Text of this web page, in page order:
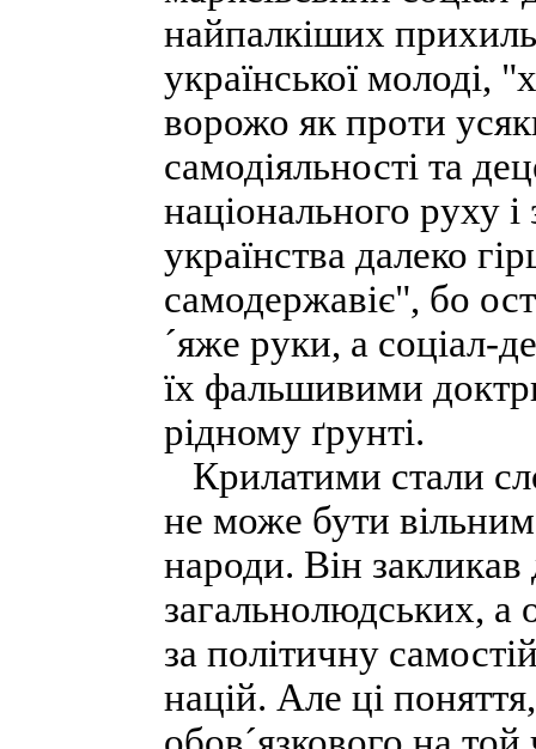
найпалкіших
української молоді,
ворожо як проти
самодіяльності та
національного руху і
українства далеко
самодержавіє", бо
´яже руки, а соціал-
їх фальшивими
рідному ґрунті.
Крилатими стали
не може бути
народи. Він
загальнолюдських, а
за політичну
націй. Але ці